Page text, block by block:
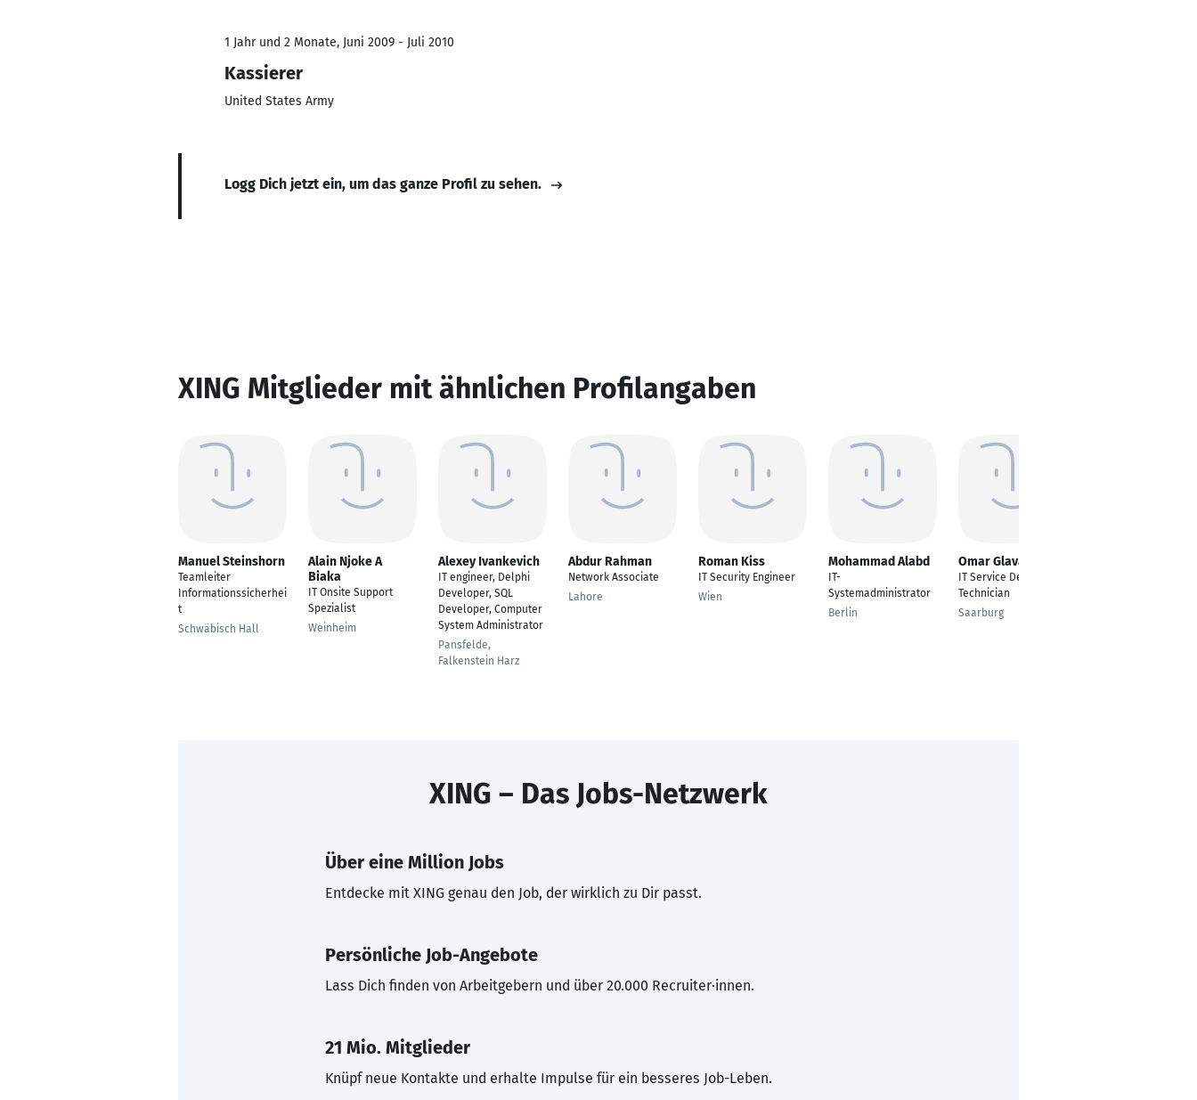
1 Jahr und 2 Monate, Juni 2009 - Juli 2010
Kassierer
United States Army
Logg Dich jetzt ein, um das ganze Profil zu sehen.
XING Mitglieder mit ähnlichen Profilangaben
Manuel Steinshorn
Teamleiter
Informationssicherhei
t
Schwäbisch Hall
Alain Njoke A
Biaka
IT Onsite Support
Spezialist
Weinheim
Alexey Ivankevich
IT engineer, Delphi
Developer, SQL
Developer, Computer
System Administrator
Pansfelde,
Falkenstein Harz
Abdur Rahman
Network Associate
Lahore
Roman Kiss
IT Security Engineer
Wien
Mohammad Alabd
IT-
Systemadministrator
Berlin
Omar Glavas
IT Service Desk
Technician
Saarburg
XING – Das Jobs-Netzwerk
Über eine Million Jobs
Entdecke mit XING genau den Job, der wirklich zu Dir passt.
Persönliche Job-Angebote
Lass Dich finden von Arbeitgebern und über 20.000 Recruiter·innen.
21 Mio. Mitglieder
Knüpf neue Kontakte und erhalte Impulse für ein besseres Job-Leben.